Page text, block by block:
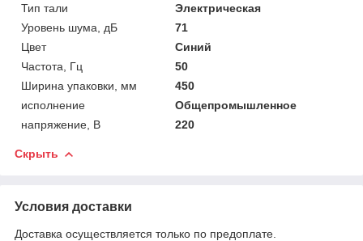
Тип тали
Электрическая
Уровень шума, дБ
71
Цвет
Синий
Частота, Гц
50
Ширина упаковки, мм
450
исполнение
Общепромышленное
напряжение, В
220
Скрыть
Условия доставки
Доставка осуществляется только по предоплате.